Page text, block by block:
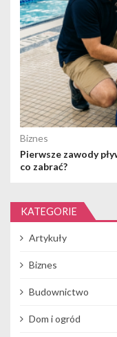
Biznes
Pierwsze zawody
co zabrać?
KATEGORIE
Artykuły
Biznes
Budownictwo
Dom i ogród